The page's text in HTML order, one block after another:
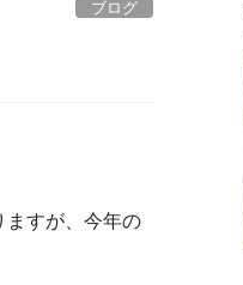
ブログ
ますが、今年の